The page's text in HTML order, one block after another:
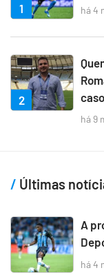
1 há 4
2
há 9
Últimas
A
há 4